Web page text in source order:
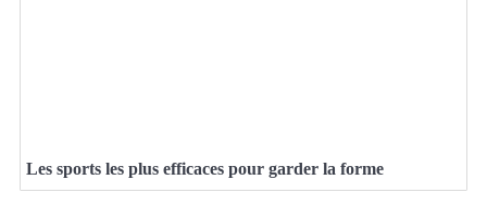
Les sports les plus efficaces pour garder la forme